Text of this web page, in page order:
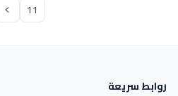
11
روابط سريعة